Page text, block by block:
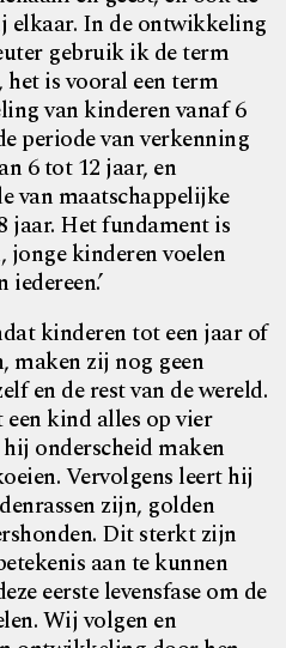
elkaar. In de ontwikkeling
gebruik ik de term
is vooral een term
van kinderen vanaf 6
periode van verkenning
6 tot 12 jaar, en
van maatschappelijke
jaar. Het fundament is
kinderen voelen
kinderen tot een jaar of
maken zij nog geen
en de rest van de wereld.
een kind alles op vier
onderscheid maken
Vervolgens leert hij
zijn, golden
Dit sterkt zijn
aan te kunnen
eerste levensfase om de
Wij volgen en